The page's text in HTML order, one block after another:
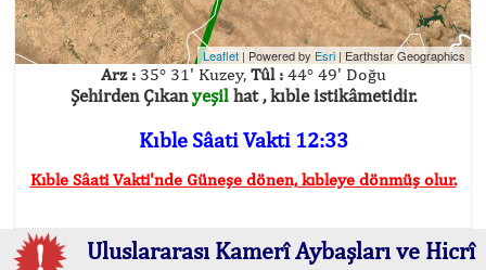
Leaflet| Powered by Esri | Earthstar Geographics
Arz :35° 31' Kuzey, Tûl :44° 49' Doğu
Şehirden Çıkanyeşilhat , kıble istikâmetidir.
Kıble Sâati Vakti 12:33
Kıble Sâati Vakti'nde Güneşe dönen, kıbleye dönmüş olur.
Uluslararası Kamerî Aybaşları ve Hicrî